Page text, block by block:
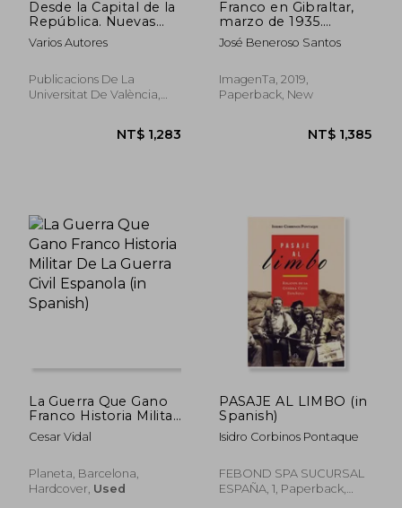
NT$
Desde la Capital de la
República. Nuevas
Perspectivas y
Estudios Sobre la
Varios Autores
Publicacions De La
Universitat De València,
Franco en Gibraltar,
marzo de 1935.
Antecedentes,
desarrollo y
conspiración
silenciada (in Spanish)
José Beneroso Santos
ImagenTa, 2019,
Paperback, New
La Guerra Que Gano
Franco Historia Militar
De La Guerra Civil
Espanola (in Spanish)
Cesar Vidal
Planeta, Barcelona,
Hardcover, Used
PASAJE AL LIMBO (in
Spanish)
Isidro Corbinos Pontaque
FEBOND SPA SUCURSAL
ESPAÑA, 1, Paperback,